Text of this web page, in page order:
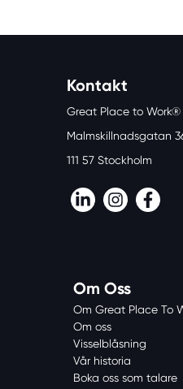
Kontakt
Great Place to
Malmskillnadsgatan
111 57 Stockholm
LinkedIn
Om Oss
Om Great Place To
Om oss
Visselblåsning
Vår historia
Boka oss som talare